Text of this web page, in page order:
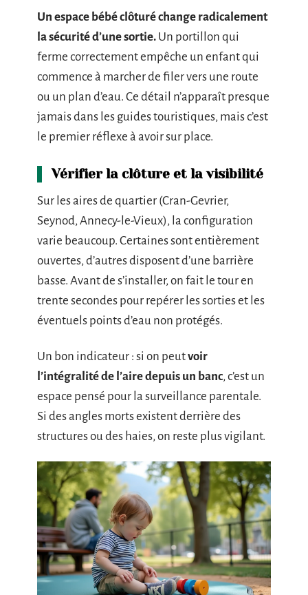
Un espace bébé clôturé change radicalement
la sécurité d’une sortie. Un portillon qui
ferme correctement empêche un enfant qui
commence à marcher de filer vers une route
ou un plan d’eau. Ce détail n’apparaît presque
jamais dans les guides touristiques, mais c’est
le premier réflexe à avoir sur place.
Vérifier la clôture et la visibilité
Sur les aires de quartier (Cran-Gevrier,
Seynod, Annecy-le-Vieux), la configuration
varie beaucoup. Certaines sont entièrement
ouvertes, d’autres disposent d’une barrière
basse. Avant de s’installer, on fait le tour en
trente secondes pour repérer les sorties et les
éventuels points d’eau non protégés.
Un bon indicateur : si on peutvoir
l’intégralité de l’aire depuis un banc, c’est un
espace pensé pour la surveillance parentale.
Si des angles morts existent derrière des
structures ou des haies, on reste plus vigilant.